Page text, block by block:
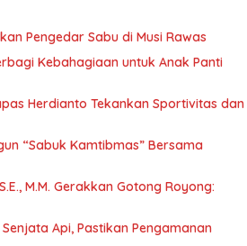
Pengedar Sabu di Musi Rawas
Kebahagiaan untuk Anak Panti
Herdianto Tekankan Sportivitas dan
“Sabuk Kamtibmas” Bersama
M.M. Gerakkan Gotong Royong:
Api, Pastikan Pengamanan